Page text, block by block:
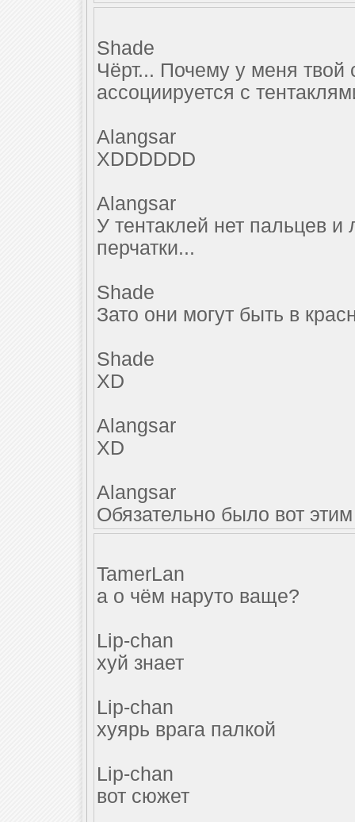
Shade
Чёрт... Почему у меня твой
ассоциируется с
Alangsar
XDDDDDD
Alangsar
У тентаклей нет пальцев
перчатки...
Shade
Зато они могут быть в
Shade
XD
Alangsar
XD
Alangsar
Обязательно было вот этим
TamerLan
а о чём наруто ваще?
Lip-chan
хуй знает
Lip-chan
хуярь врага палкой
Lip-chan
вот сюжет